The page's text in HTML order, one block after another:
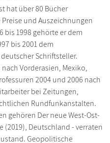
hat über 80 Bücher
und Auszeichnungen
bis 1998 gehörte er dem
bis 2001 dem
Schriftsteller.
Vorderasien, Mexiko,
2004 und 2006 nach
bei Zeitungen,
Rundfunkanstalten.
gehören Der neue West-Ost-
(2019), Deutschland - verraten
Geopolitische